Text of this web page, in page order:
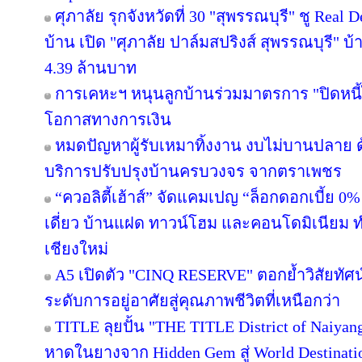
ศุภาลัย รุกจังหวัดที่ 30 "สุพรรณบุรี" ชู Real
บ้าน เปิด "ศุภาลัย ปาล์มสปริงส์ สุพรรณบุรี" บ้
4.39 ล้านบาท
การเคหะฯ หนุนลูกบ้านร่วมมาตรการ "ปิดห
โอกาสทางการเงิน
หมดปัญหาผู้รับเหมาทิ้งงาน งบไม่บานปลาย ด้
บริการปรับปรุงบ้านครบวงจร จากตราเพชร
“ควอลิตี้เฮ้าส์” จัดแคมเปญ “ล็อกดอกเบี้ย
เดี่ยว บ้านแฝด ทาวน์โฮม และคอนโดมิเนียม
เชียงใหม่
A5 เปิดตัว "CINQ RESERVE" ตอกย้ำวิสัยทัศ
ระดับการอยู่อาศัยสู่คุณภาพชีวิตที่เหนือกว่า
TITLE ลุยปั้น "THE TITLE District of
หาดในยางจาก Hidden Gem สู่ World